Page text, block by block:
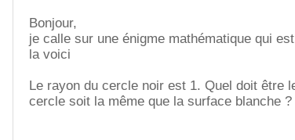
Bonjour,
je calle sur une énigme mathématique qui
la voici
Le rayon du cercle noir est 1. Quel doit être
cercle soit la même que la surface blanche ?